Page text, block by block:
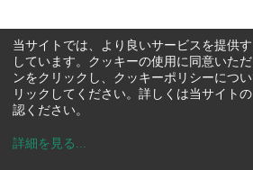
当サイトでは、より良いサービスを提供
しています。クッキーの使用に同意いた
ンをクリックし、クッキーポリシーにつ
リックしてください。詳しくは当サイトの
認ください。
詳細を見る ...